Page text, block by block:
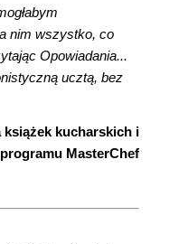
nim wszystko, co
Opowiadania...
ucztą, bez
książek kucharskich i
MasterChef